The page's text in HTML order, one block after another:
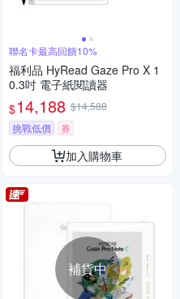
聯名卡最高回饋10%
福利品 HyRead Gaze Pro X 1
0.3吋 電子紙閱讀器
$14,188 $14,588
挑戰低價
券
加入購物車
補貨中